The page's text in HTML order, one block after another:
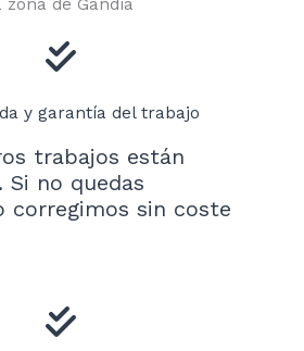
de Gandía
y garantía del trabajo
trabajos están
Si no quedas
corregimos sin coste